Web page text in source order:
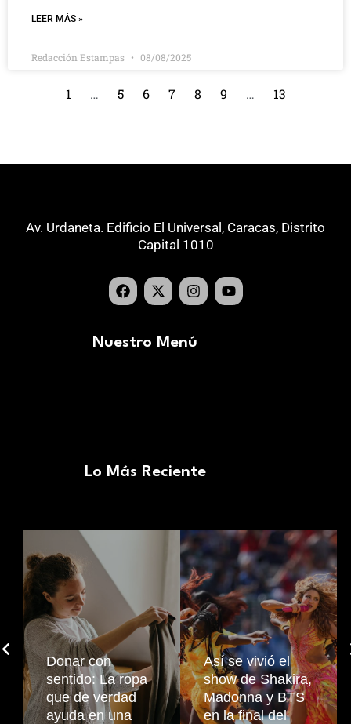
LEER MÁS »
Redacción Estampas 08/08/2025
1 … 5 6 7 8 9 … 13
Av. Urdaneta. Edificio El Universal, Caracas, Distrito
Capital 1010
Nuestro Menú
Lo Más Reciente
Donar con
sentido: La ropa
que de verdad
ayuda en una
​Así se vivió el
show de Shakira,
Madonna y BTS
en la final del